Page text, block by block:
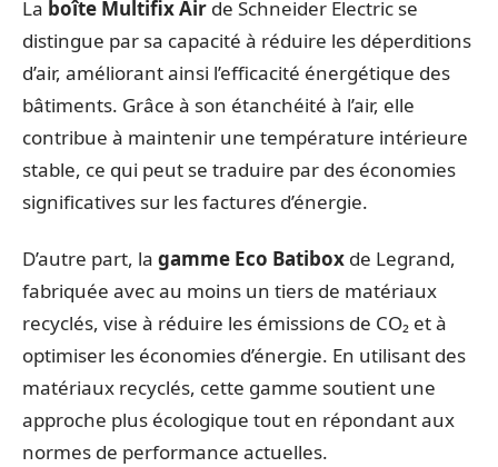
La boîte Multifix Air de Schneider Electric se
distingue par sa capacité à réduire les déperditions
d’air, améliorant ainsi l’efficacité énergétique des
bâtiments. Grâce à son étanchéité à l’air, elle
contribue à maintenir une température intérieure
stable, ce qui peut se traduire par des économies
significatives sur les factures d’énergie.
D’autre part, la gamme Eco Batibox de Legrand,
fabriquée avec au moins un tiers de matériaux
recyclés, vise à réduire les émissions de CO₂ et à
optimiser les économies d’énergie. En utilisant des
matériaux recyclés, cette gamme soutient une
approche plus écologique tout en répondant aux
normes de performance actuelles.